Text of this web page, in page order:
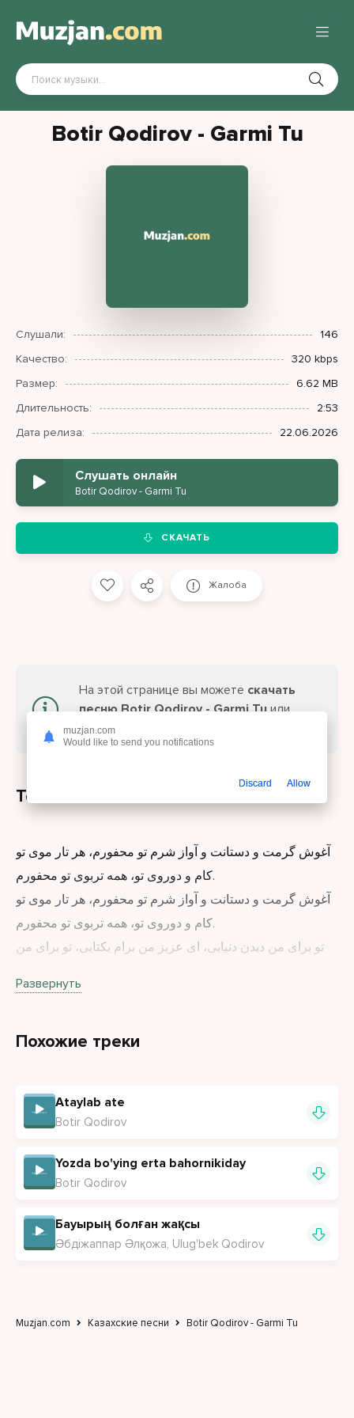
Botir Qodirov - Garmi Tu
Слушали:
146
Качество:
320 kbps
Размер:
6.62 MB
Длительность:
2:53
Дата релиза:
22.06.2026
Слушать онлайн
Botir Qodirov - Garmi Tu
СКАЧАТЬ
Жалоба
На этой странице вы можете скачать
песню Botir Qodirov - Garmi Tu или
слушайте онлайн бесплатно.
Текст песни
آغوش گرمت و دستانت و آواز شرم تو محفورم، هر تار موی تو
کام و دوروی تو، همه تربوی تو محفورم.
آغوش گرمت و دستانت و آواز شرم تو محفورم، هر تار موی تو
کام و دوروی تو، همه تربوی تو محفورم.
تو برای من دیدن دنیایی، ای عزیز من برام یکتایی، تو برای من
آغوش گرمت و دستانت و آواز شرم تو محفورم، هر تار موی تو
Развернуть
Похожие треки
Ataylab ate
Botir Qodirov
Yozda bo'ying erta bahornikiday
Botir Qodirov
Бауырың болған жақсы
Әбдіжаппар Әлқожа, Ulug'bek Qodirov
Muzjan.com Казахские песни Botir Qodirov - Garmi Tu
muzjan.com
Would like to send you notifications
Discard Allow